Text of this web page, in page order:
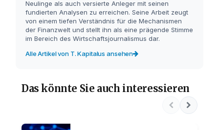
Neulinge als auch versierte Anleger mit seinen
fundierten Analysen zu erreichen. Seine Arbeit zeugt
von einem tiefen Verständnis für die Mechanismen
der Finanzwelt und stellt ihn als eine prägende Stimme
im Bereich des Wirtschaftsjournalismus dar.
Alle Artikel von T. Kapitalus ansehen
Das könnte Sie auch interessieren